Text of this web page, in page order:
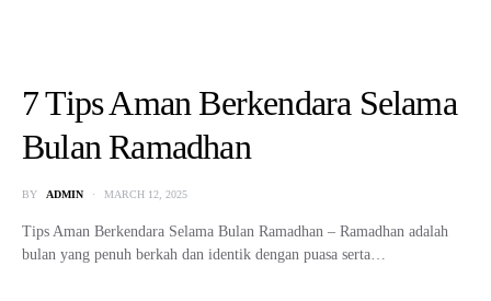
7 Tips Aman Berkendara Selama
Bulan Ramadhan
BY ADMIN MARCH 12, 2025
Tips Aman Berkendara Selama Bulan Ramadhan – Ramadhan adalah
bulan yang penuh berkah dan identik dengan puasa serta…